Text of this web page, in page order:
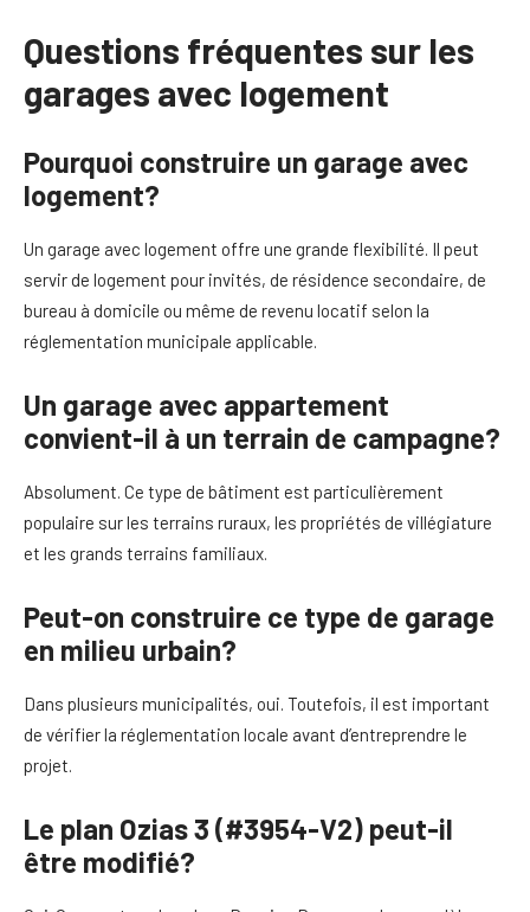
Questions fréquentes sur les
garages avec logement
Pourquoi construire un garage avec
logement?
Un garage avec logement offre une grande flexibilité. Il peut
servir de logement pour invités, de résidence secondaire, de
bureau à domicile ou même de revenu locatif selon la
réglementation municipale applicable.
Un garage avec appartement
convient-il à un terrain de campagne?
Absolument. Ce type de bâtiment est particulièrement
populaire sur les terrains ruraux, les propriétés de villégiature
et les grands terrains familiaux.
Peut-on construire ce type de garage
en milieu urbain?
Dans plusieurs municipalités, oui. Toutefois, il est important
de vérifier la réglementation locale avant d’entreprendre le
projet.
Le plan Ozias 3 (#3954-V2) peut-il
être modifié?